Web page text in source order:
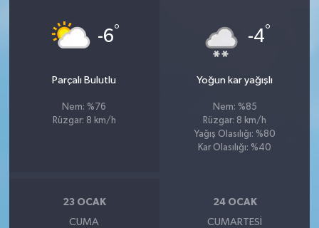
-6°
Parçalı Bulutlu
Nem: %76
Rüzgar: 8 km/h
-4°
Yoğun kar yağışlı
Nem: %85
Rüzgar: 8 km/h
Yağış Olasılığı: %80
Kar Olasılığı: %40
23 OCAK
CUMA
24 OCAK
CUMARTESI